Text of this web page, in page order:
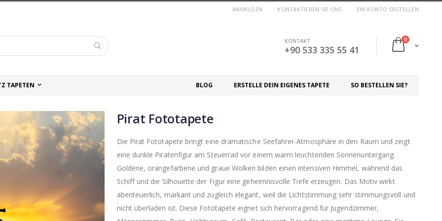
ANMELDEN KONTAKTIEREN SIE UNS EIN KONTO ERSTELLEN
Cart
0Artikel
Suche KONTAKT
+90 533 335 55 41
TAPETEN SO BESTELLEN SIE?
ERSTELLE DEIN EIGENES TAPETE
BLOG
Pirat Fototapete
Die Pirat Fototapete bringt eine dramatische Seefahrer-Atmosphäre in den Raum und zeigt
eine dunkle Piratenfigur am Steuerrad vor einem warm leuchtenden Sonnenuntergang.
Goldene, orangefarbene und graue Wolken bilden einen intensiven Himmel, während das
Schiff und die Silhouette der Figur eine geheimnisvolle Tiefe erzeugen. Das Motiv wirkt
abenteuerlich, markant und zugleich elegant, weil die Lichtstimmung sehr stimmungsvoll und
nicht überladen ist. Diese Fototapete eignet sich hervorragend für Jugendzimmer,